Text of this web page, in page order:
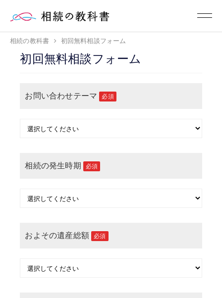
相続の教科書 初回無料相談フォーム
初回無料相談フォーム
お問い合わせテーマ 必須
相続の発生時期 必須
およその遺産総額 必須